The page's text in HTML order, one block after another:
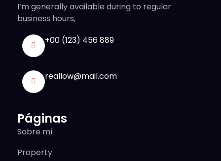
I’m generally available during to regular
business hours,
+00 (123) 456 889
reallow@mail.com
Páginas
Sobre mí
Property